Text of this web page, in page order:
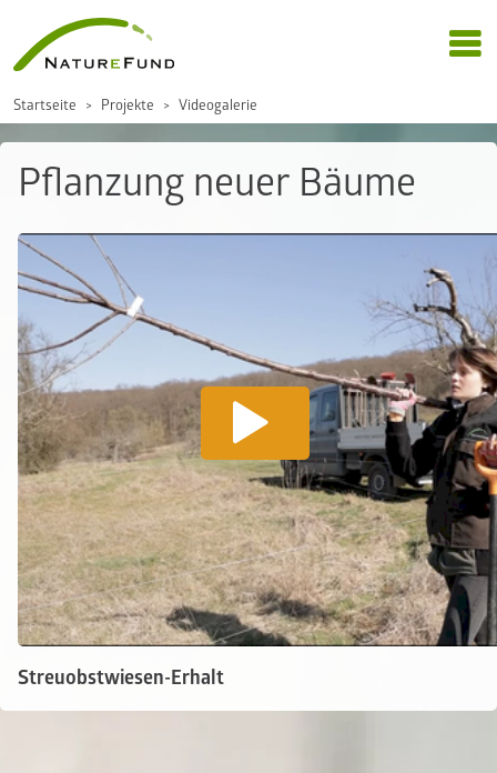
Startseite Projekte Videogalerie
Pflanzung neuer Bäume
Streuobstwiesen-Erhalt